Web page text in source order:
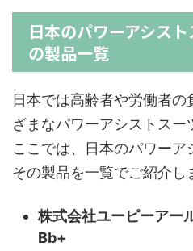
日本のパワーアシス
の製品一覧
日本では高齢者や労働者の
ざまなパワーアシストスー
ここでは、日本のパワーア
その製品を一覧でご紹介し
株式会社ユーピーアー
Bb+